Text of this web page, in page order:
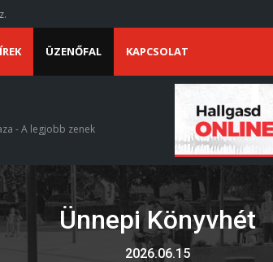
ÜZENŐFAL KAPCSOLAT
- A legjobb zenek
Ünnepi Könyvhét
2026.06.15